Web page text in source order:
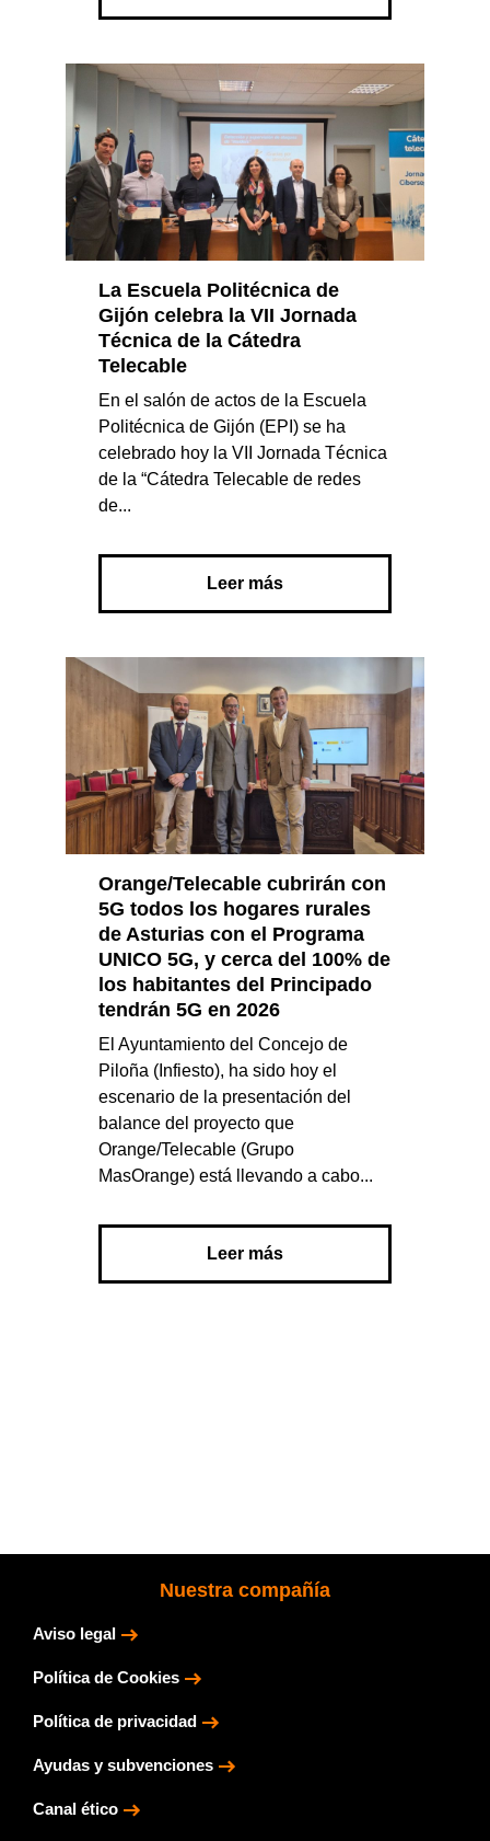
La Escuela Politécnica de
Gijón celebra la VII Jornada
Técnica de la Cátedra
Telecable
En el salón de actos de la Escuela
Politécnica de Gijón (EPI) se ha
celebrado hoy la VII Jornada Técnica
de la “Cátedra Telecable de redes
de...
Leer más
Orange/Telecable cubrirán con
5G todos los hogares rurales
de Asturias con el Programa
UNICO 5G, y cerca del 100% de
los habitantes del Principado
tendrán 5G en 2026
El Ayuntamiento del Concejo de
Piloña (Infiesto), ha sido hoy el
escenario de la presentación del
balance del proyecto que
Orange/Telecable (Grupo
MasOrange) está llevando a cabo...
Leer más
Nuestra compañía
Aviso legal
Política de Cookies
Política de privacidad
Ayudas y subvenciones
Canal ético